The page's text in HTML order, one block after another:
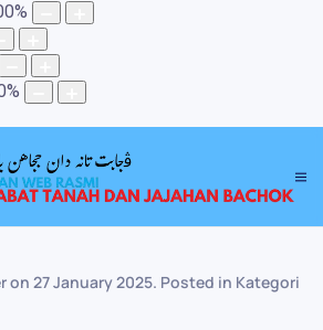
%
%
on 27 January 2025. Posted in Kategori